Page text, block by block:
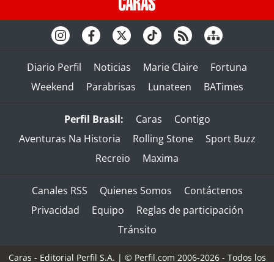
Diario Perfil Noticias Marie Claire
Fortuna
Weekend
Parabrisas Lunateen BATimes
Perfil Brasil: Caras
Contigo
Aventuras Na Historia
Rolling Stone
Sport Buzz
Recreio
Maxima
Canales RSS Quienes Somos
Contáctenos
Privacidad
Equipo
Reglas de participación
Tránsito
Caras - Editorial Perfil S.A. | © Perfil.com 2006-2026 - Todos los